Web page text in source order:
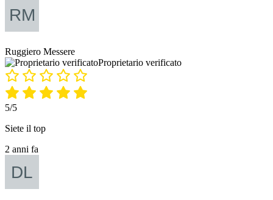
Ruggiero Messere
Proprietario verificato
5/5
Siete il top
2 anni fa